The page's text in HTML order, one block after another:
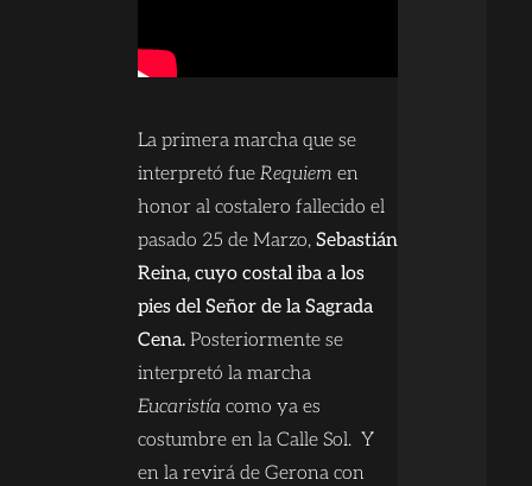
La primera marcha que se
interpretó fue Requiem en
honor al costalero fallecido el
pasado 25 de Marzo, Sebastián
Reina, cuyo costal iba a los
pies del Señor de la Sagrada
Cena.Posteriormente se
interpretó la marcha
Eucaristía como ya es
costumbre en la Calle Sol. Y
en la revirá de Gerona con